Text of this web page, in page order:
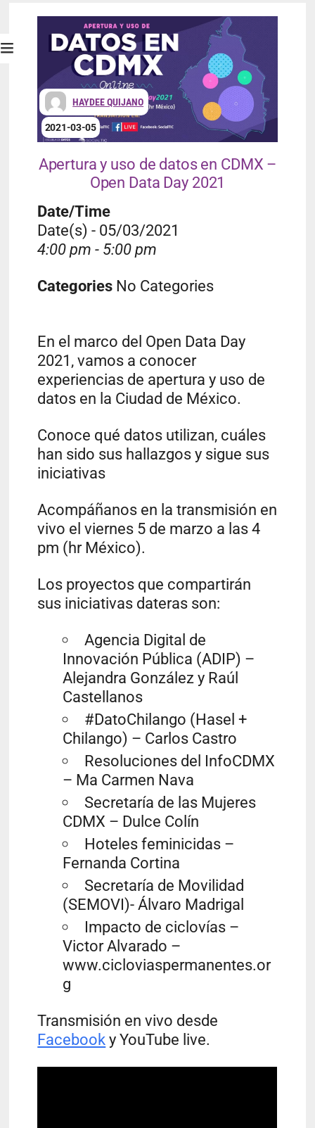
HAYDEE QUIJANO
2021-03-05
Apertura y uso de datos en CDMX –
Open Data Day 2021
Date/Time
Date(s) - 05/03/2021
4:00 pm - 5:00 pm
Categories No Categories
En el marco del Open Data Day
2021, vamos a conocer
experiencias de apertura y uso de
datos en la Ciudad de México.
Conoce qué datos utilizan, cuáles
han sido sus hallazgos y sigue sus
iniciativas
Acompáñanos en la transmisión en
vivo el viernes 5 de marzo a las 4
pm (hr México).
Los proyectos que compartirán
sus iniciativas dateras son:
Agencia Digital de
Innovación Pública (ADIP) –
Alejandra González y Raúl
Castellanos
#DatoChilango (Hasel +
Chilango) – Carlos Castro
Resoluciones del InfoCDMX
– Ma Carmen Nava
Secretaría de las Mujeres
CDMX – Dulce Colín
Hoteles feminicidas –
Fernanda Cortina
Secretaría de Movilidad
(SEMOVI)- Álvaro Madrigal
Impacto de ciclovías –
Victor Alvarado –
www.cicloviaspermanentes.or
g
Transmisión en vivo desde
Facebooky YouTube live.